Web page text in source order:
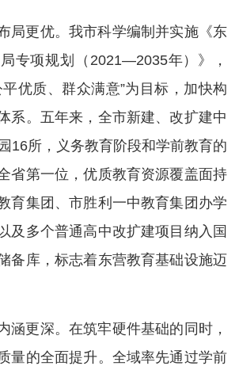
局更优。我市科学编制并实施《东
专项规划（2021—2035年）》，
平优质、群众满意”为目标，加快构
系。五年来，全市新建、改扩建中
16所，义务教育阶段和学前教育的
省第一位，优质教育资源覆盖面持
育集团、市胜利一中教育集团办学
及多个普通高中改扩建项目纳入国
备库，标志着东营教育基础设施迈
涵更深。在筑牢硬件基础的同时，
量的全面提升。全域率先通过学前